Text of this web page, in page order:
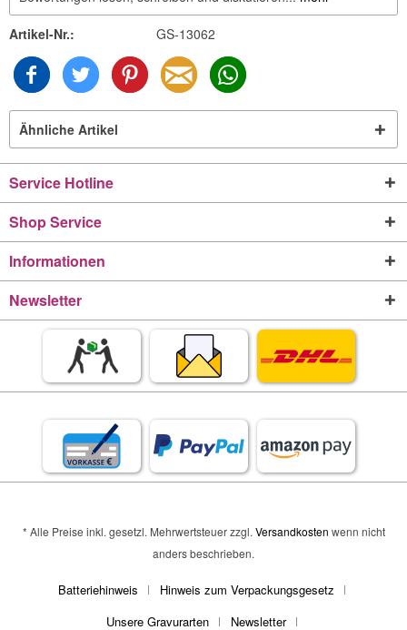
Artikel-Nr.: GS-13062
Ähnliche Artikel
Service Hotline
Shop Service
Informationen
Newsletter
* Alle Preise inkl. gesetzl. Mehrwertsteuer zzgl. Versandkosten wenn nicht
anders beschrieben.
Batteriehinweis
Hinweis zum Verpackungsgesetz
Unsere Gravurarten
Newsletter